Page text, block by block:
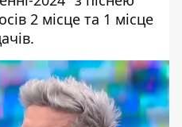
2 місце та 1 місце